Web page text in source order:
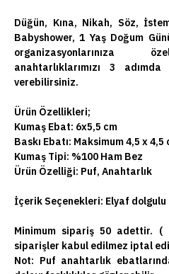
Düğün, Kına, Nikah, Söz,
Babyshower, 1 Yaş Doğum
organizasyonlarınıza
anahtarlıklarımızı 3
verebilirsiniz.
Ürün Özellikleri;
Kumaş Ebat: 6x5,5 cm
Baskı Ebatı: Maksimum 4,5 x 4,5
Kumaş Tipi: %100 Ham Bez
Ürün Özelliği: Puf, Anahtarlık
İçerik Seçenekleri: Elyaf dolgulu
Minimum sipariş 50 adettir. (
siparişler kabul edilmez iptal
Not: Puf anahtarlık